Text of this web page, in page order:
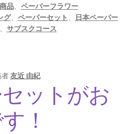
品、 ペーパーフラワー
グ、 ペーパーセット 、
日本ペーパー
サブスクコース
者友近 由紀
ットがお
！